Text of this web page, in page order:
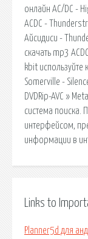
онлайн AC/DC -
ACDC -
Айсидиси -
скачать mp3
kbit используйте
Somerville -
DVDRip-AVC »
cистема поиска.
интерфейсом,
информации в
Links to
Planner5d для